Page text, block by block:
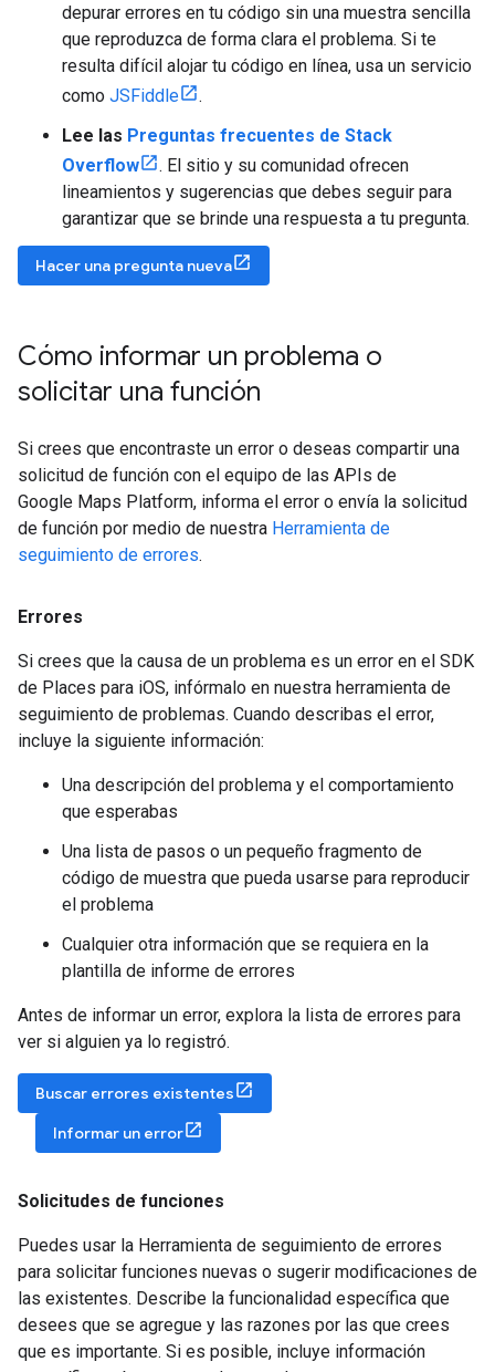
depurar errores en tu código sin una muestra sencilla
que reproduzca de forma clara el problema. Si te
resulta difícil alojar tu código en línea, usa un servicio
como JSFiddle
.
Lee las Preguntas frecuentes de Stack
Overflow
. El sitio y su comunidad ofrecen
lineamientos y sugerencias que debes seguir para
garantizar que se brinde una respuesta a tu pregunta.
Hacer una pregunta nueva
Cómo informar un problema o
solicitar una función
Si crees que encontraste un error o deseas compartir una
solicitud de función con el equipo de las APIs de
Google Maps Platform, informa el error o envía la solicitud
de función por medio de nuestra Herramienta de
seguimiento de errores.
Errores
Si crees que la causa de un problema es un error en el SDK
de Places para iOS, infórmalo en nuestra herramienta de
seguimiento de problemas. Cuando describas el error,
incluye la siguiente información:
Una descripción del problema y el comportamiento
que esperabas
Una lista de pasos o un pequeño fragmento de
código de muestra que pueda usarse para reproducir
el problema
Cualquier otra información que se requiera en la
plantilla de informe de errores
Antes de informar un error, explora la lista de errores para
ver si alguien ya lo registró.
Buscar errores existentes
Informar un error
Solicitudes de funciones
Puedes usar la Herramienta de seguimiento de errores
para solicitar funciones nuevas o sugerir modificaciones de
las existentes. Describe la funcionalidad específica que
desees que se agregue y las razones por las que crees
que es importante. Si es posible, incluye información